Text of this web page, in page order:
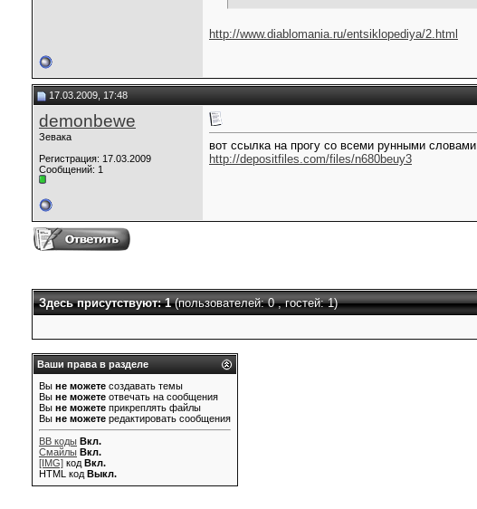
http://www.diablomania.ru/entsiklopediya/2.html
17.03.2009, 17:48
demonbewe
Зевака
Регистрация: 17.03.2009
Сообщений: 1
вот ссылка на прогу со всеми рунными словами
http://depositfiles.com/files/n680beuy3
Здесь присутствуют: 1(пользователей: 0 , гостей: 1)
Ваши права в разделе
Вы не можете создавать темы
Вы не можете отвечать на сообщения
Вы не можете прикреплять файлы
Вы не можете редактировать сообщения
BB коды Вкл.
Смайлы Вкл.
[IMG] код Вкл.
HTML код Выкл.